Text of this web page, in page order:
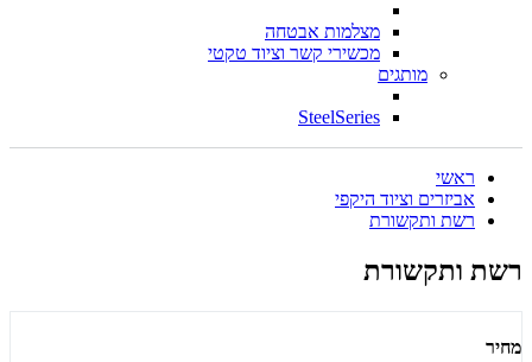
מצלמות אבטחה
מכשירי קשר וציוד טקטי
מותגים
SteelSeries
ראשי
אביזרים וציוד היקפי
רשת ותקשורת
רשת ותקשורת
מחיר